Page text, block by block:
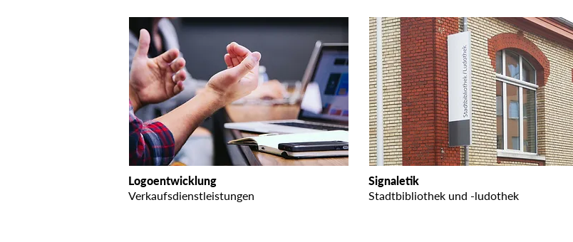
Logoentwicklung
Verkaufsdienstleistungen
Signaletik
Stadtbibliothek und -ludothek